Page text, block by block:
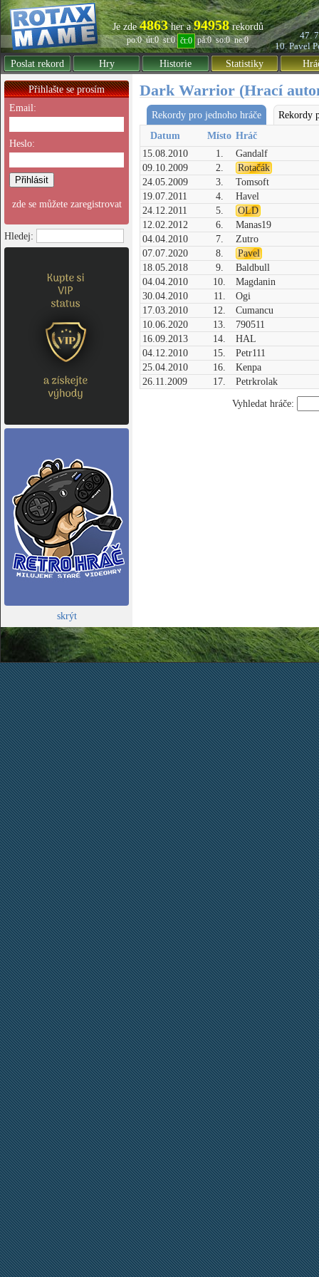
Je zde4863her a94958rekordů
po:0 út:0 st:0 čt:0 pá:0 so:0 ne:0
47.
10. Pavel
Poslat rekord
Hry Historie Statistiky
Přihlašte se prosím
Email:
Heslo:
zde se můžete zaregistrovat
Hledej:
skrýt
Dark Warrior (Hrací
Rekordy pro jednoho hráče
Rekordy
Datum
Místo Hráč
15.08.2010
1.
Gandalf
09.10.2009
2.
Rotačák
24.05.2009
3.
Tomsoft
19.07.2011
4.
Havel
24.12.2011
5.
OLD
12.02.2012
6.
Manas19
04.04.2010
7.
Zutro
07.07.2020
8.
Pavel
18.05.2018
9.
Baldbull
04.04.2010
10.
Magdanin
30.04.2010
11.
Ogi
17.03.2010
12.
Cumancu
10.06.2020
13.
790511
16.09.2013
14.
HAL
04.12.2010
15.
Petr111
25.04.2010
16.
Kenpa
26.11.2009
17. Petrkrolak
Vyhledat hráče: